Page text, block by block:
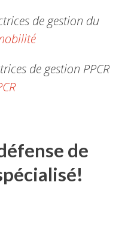
de gestion du
de gestion PPCR
de